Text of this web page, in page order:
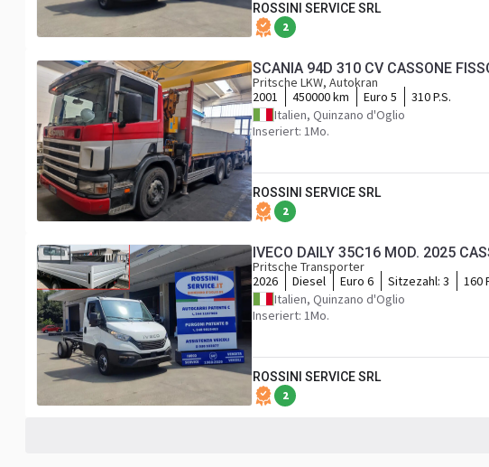
ROSSINI SERVICE SRL
2
SCANIA 94D 310 CV CASSONE
Pritsche LKW, Autokran
2001
450000 km Euro 5
310 P.S.
Italien, Quinzano d'Oglio
Inseriert: 1Mo.
ROSSINI SERVICE SRL
2
IVECO DAILY 35C16 MOD. 2025
Pritsche Transporter
2026
Diesel Euro 6 Sitzezahl: 3
160
Italien, Quinzano d'Oglio
Inseriert: 1Mo.
ROSSINI SERVICE SRL
2